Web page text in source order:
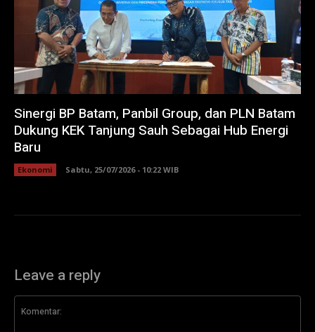
Sinergi BP Batam, Panbil Group, dan PLN Batam
Dukung KEK Tanjung Sauh Sebagai Hub Energi
Baru
Ekonomi Sabtu, 25/07/2026 - 10:22 WIB
Leave a reply